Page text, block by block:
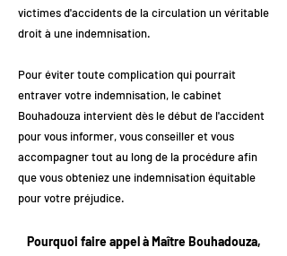
victimes d'accidents de la circulation un véritable
droit à une indemnisation.
Pour éviter toute complication qui pourrait
entraver votre indemnisation, le cabinet
Bouhadouza intervient dès le début de l'accident
pour vous informer, vous conseiller et vous
accompagner tout au long de la procédure afin
que vous obteniez une indemnisation équitable
pour votre préjudice.
Pourquoi faire appel à Maître Bouhadouza,